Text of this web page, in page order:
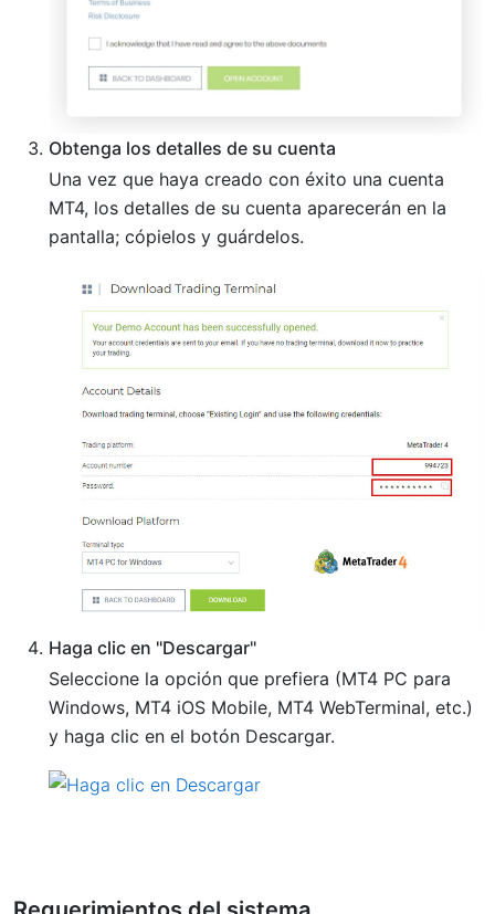
Obtenga los detalles de su cuenta
Una vez que haya creado con éxito una cuenta
MT4, los detalles de su cuenta aparecerán en la
pantalla; cópielos y guárdelos.
Haga clic en "Descargar"
Seleccione la opción que prefiera (MT4 PC para
Windows, MT4 iOS Mobile, MT4 WebTerminal, etc.)
y haga clic en el botón Descargar.